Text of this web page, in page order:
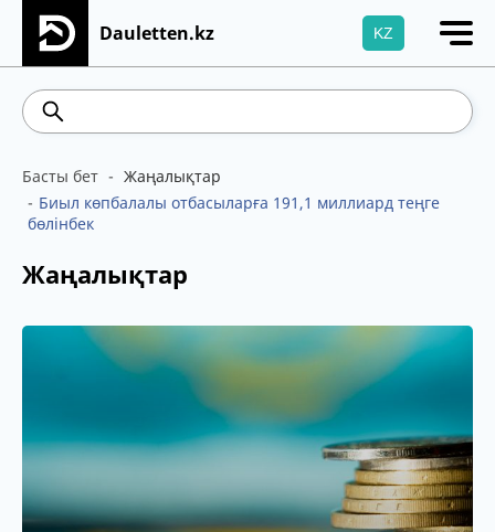
Dauletten.kz KZ
Сіздің өтінішіңіз сәтті жіберілді, Рақмет!
Басты бет
Жаңалықтар
Биыл көпбалалы отбасыларға 191,1 миллиард теңге
бөлінбек
Жаңалықтар